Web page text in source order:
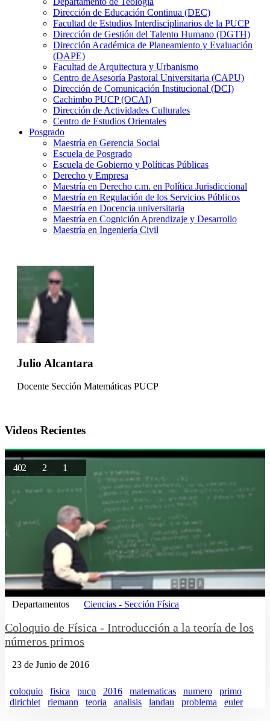
Dirección de Educación Continua (DEC)
Facultad de Estudios Interdisciplinarios de la PUCP
Dirección de Gestión del Talento Humano (DGTH)
Dirección Académica de Planeamiento y Evaluación
(DAPE)
Facultad de Arquitectura y Urbanismo
Centro de Asesoría Pastoral Universitaria (CAPU)
Dirección de Comunicación Institucional (DCI)
Cachimbo PUCP (OCAI)
Dirección de Actividades Culturales
Centro de Estudios Orientales
Posgrado
Maestría en Gerencia Social
Escuela de Posgrado
Escuela de Gobierno y Políticas Públicas
Derecho y Empresa
Maestría en Derecho c.m. en Política Jurisdiccional
Maestría en Regulación de los Servicios Públicos
Maestría en Docencia universitaria
Maestría en Cognición Aprendizaje y Desarrollo
Maestría en Ingeniería Civil
Julio Alcantara
Docente Sección Matemáticas PUCP
Videos Recientes
402 2 1
Departamentos Ciencias - Sección Física
Coloquio de Física - Introducción a la teoría de los
números primos
23 de Junio de 2016
coloquio fisica pucp 2016 matematicas numero
primo
dirichlet
riemann teoria analisis landau problema euler